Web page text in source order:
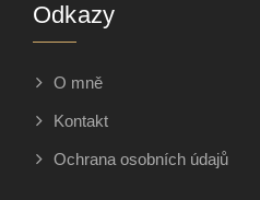
Odkazy
O mně
Kontakt
Ochrana osobních údajů